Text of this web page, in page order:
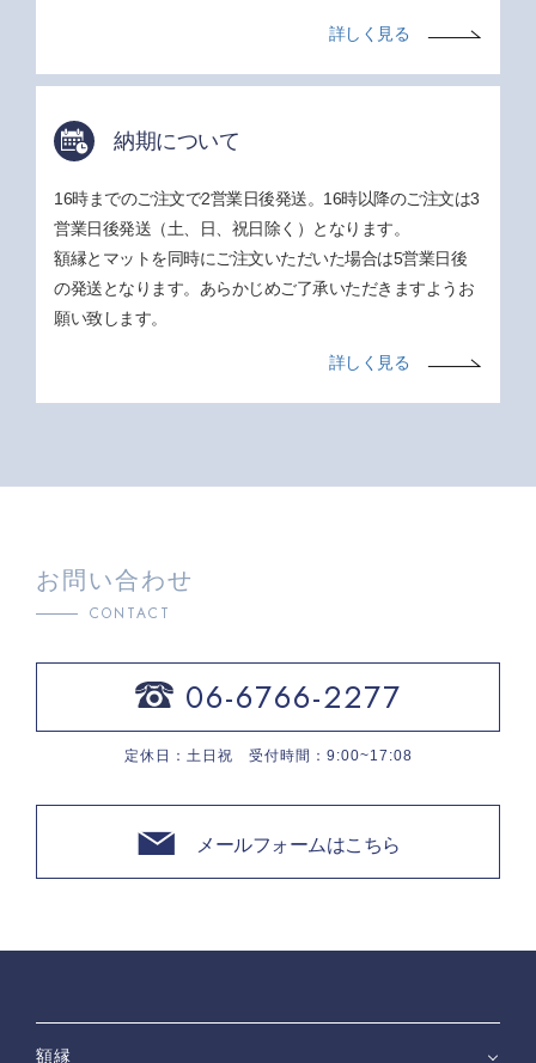
詳しく見る
納期について
16時までのご注文で2営業日後発送。16時以降のご注文は3
営業日後発送（土、日、祝日除く）となります。
額縁とマットを同時にご注文いただいた場合は5営業日後
の発送となります。あらかじめご了承いただきますようお
願い致します。
詳しく見る
お問い合わせ
CONTACT
06-6766-2277
定休日：土日祝 受付時間：9:00~17:08
メールフォームはこちら
額縁